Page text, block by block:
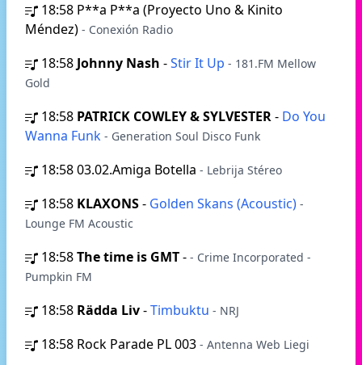
18:58 P**a P**a (Proyecto Uno & Kinito
Méndez) - Conexión Radio
18:58 Johnny Nash -Stir It Up - 181.FM Mellow
Gold
18:58 PATRICK COWLEY & SYLVESTER- Do You
Wanna Funk - Generation Soul Disco Funk
18:5803.02.Amiga Botella - Lebrija Stéreo
18:58 KLAXONS- Golden Skans (Acoustic) -
Lounge FM Acoustic
18:58The time is GMT- - Crime Incorporated -
Pumpkin FM
18:58 Rädda Liv-Timbuktu - NRJ
18:58 Rock Parade PL 003 - Antenna Web Liegi